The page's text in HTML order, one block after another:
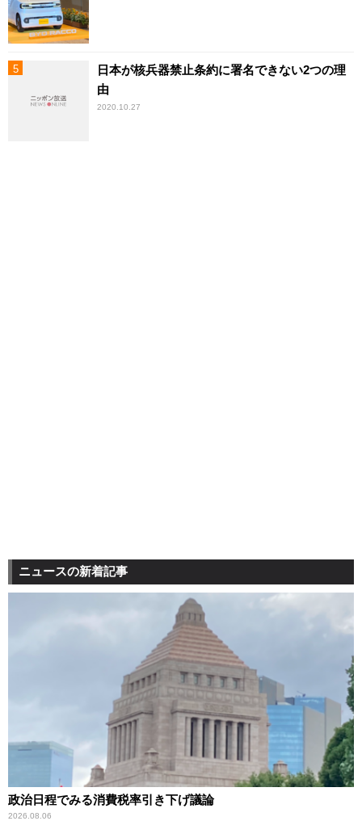
日本が核兵器禁止条約に署名できない2つの理
由
2020.10.27
ニュースの新着記事
政治日程でみる消費税率引き下げ議論
2026.08.06